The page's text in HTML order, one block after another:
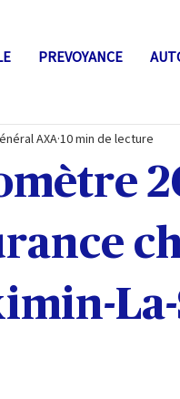
PREVOYANCE
La-
AXA10 min de lecture